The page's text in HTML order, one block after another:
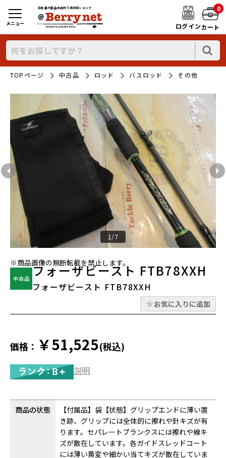
日本最大新品中古釣り具WEBショップ
ログイン
0
カート
メニュー
TOPページ 中古品 ロッド バスロッド その他
1/7
※商品画像の無断転載を禁止します。
フォーザビースト FTB78XXH
フォーザビースト FTB78XXH
お気に入りに追加
価格： ￥51,525(税込)
説明
商品の状態
【付属品】袋【状態】グリップエンドに薄い置
き跡、グリップには全体的に擦れや針キズが有
ります。セパレートブランクスには擦れや線キ
ズが散在しています。各ガイドスレッドコート
には薄い黄変や細かい当てキズが散在していま